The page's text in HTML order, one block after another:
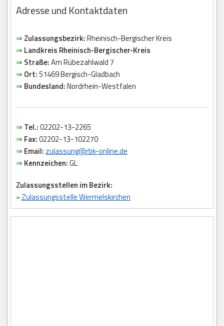
Adresse und Kontaktdaten
⇒ Zulassungsbezirk:Rheinisch-Bergischer Kreis
⇒ Landkreis Rheinisch-Bergischer-Kreis
⇒ Straße:Am Rübezahlwald 7
⇒ Ort:51469 Bergisch-Gladbach
⇒ Bundesland:Nordrhein-Westfalen
⇒ Tel.:02202-13-2265
⇒ Fax:02202-13-102270
⇒ Email: zulassung@rbk-online.de
⇒ Kennzeichen:GL
Zulassungsstellen im Bezirk:
»Zulassungsstelle Wermelskirchen